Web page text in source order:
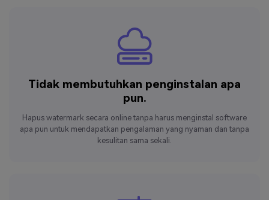
Tidak membutuhkan penginstalan apa
pun.
Hapus watermark secara online tanpa harus menginstal software
apa pun untuk mendapatkan pengalaman yang nyaman dan tanpa
kesulitan sama sekali.